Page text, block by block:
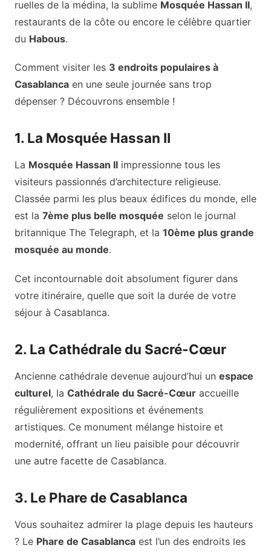
ruelles de la médina, la sublime Mosquée Hassan II,
restaurants de la côte ou encore le célèbre quartier
du Habous.
Comment visiter les 3 endroits populaires à
Casablanca en une seule journée sans trop
dépenser ? Découvrons ensemble !
1. La Mosquée Hassan II
La Mosquée Hassan II impressionne tous les
visiteurs passionnés d’architecture religieuse.
Classée parmi les plus beaux édifices du monde, elle
est la 7ème plus belle mosquée selon le journal
britannique The Telegraph, et la 10ème plus grande
mosquée au monde.
Cet incontournable doit absolument figurer dans
votre itinéraire, quelle que soit la durée de votre
séjour à Casablanca.
2. La Cathédrale du Sacré-Cœur
Ancienne cathédrale devenue aujourd’hui un espace
culturel, la Cathédrale du Sacré-Cœur accueille
régulièrement expositions et événements
artistiques. Ce monument mélange histoire et
modernité, offrant un lieu paisible pour découvrir
une autre facette de Casablanca.
3. Le Phare de Casablanca
Vous souhaitez admirer la plage depuis les hauteurs
? Le Phare de Casablanca est l’un des endroits les